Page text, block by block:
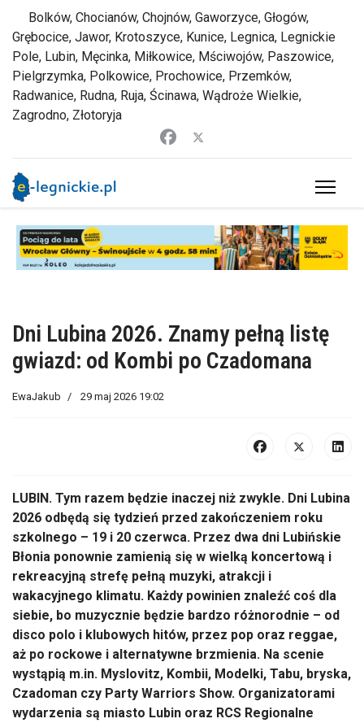
Bolków, Chocianów, Chojnów, Gaworzyce, Głogów,
Grębocice, Jawor, Krotoszyce, Kunice, Legnica, Legnickie
Pole, Lubin, Męcinka, Miłkowice, Mściwojów, Paszowice,
Pielgrzymka, Polkowice, Prochowice, Przemków,
Radwanice, Rudna, Ruja, Ścinawa, Wądroże Wielkie,
Zagrodno, Złotoryja
Dni Lubina 2026. Znamy pełną listę
gwiazd: od Kombi po Czadomana
EwaJakub 29 maj 2026 19:02
LUBIN. Tym razem będzie inaczej niż zwykle. Dni Lubina
2026 odbędą się tydzień przed zakończeniem roku
szkolnego – 19 i 20 czerwca. Przez dwa dni Lubińskie
Błonia ponownie zamienią się w wielką koncertową i
rekreacyjną strefę pełną muzyki, atrakcji i
wakacyjnego klimatu. Każdy powinien znaleźć coś dla
siebie, bo muzycznie będzie bardzo różnorodnie – od
disco polo i klubowych hitów, przez pop oraz reggae,
aż po rockowe i alternatywne brzmienia. Na scenie
wystąpią m.in. Myslovitz, Kombii, Modelki, Tabu, bryska,
Czadoman czy Party Warriors Show. Organizatorami
wydarzenia są miasto Lubin oraz RCS Regionalne